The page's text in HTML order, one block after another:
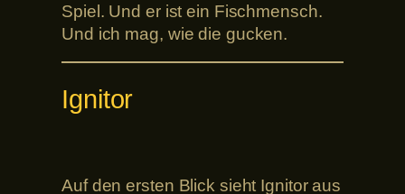
Spiel. Und er ist ein Fischmensch.
Und ich mag, wie die gucken.
Ignitor
Auf den ersten Blick sieht Ignitor aus